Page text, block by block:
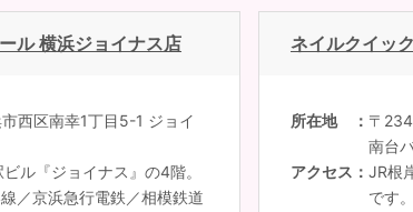
ル 横浜ジョイナス店
西区南幸1丁目5-1 ジョイ
ル『ジョイナス』の4階。
／京浜急行電鉄／相模鉄道
ネイルクイッ
所在地
〒
南台
アクセス
JR根
です。